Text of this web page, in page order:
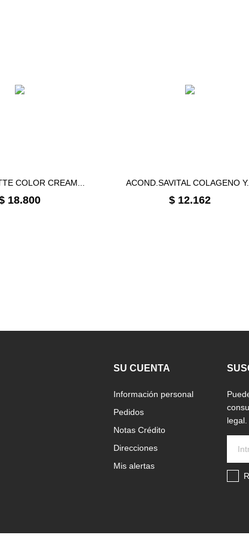
COLOR CREAM...
18.800
ACOND.SAVITAL COLAGENO Y...
Precio
$ 12.162
SU CUENTA
Información personal
Pedidos
Notas Crédito
Direcciones
Mis alertas
legal.